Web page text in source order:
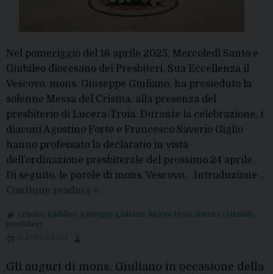
Nel pomeriggio del 16 aprile 2025, Mercoledì Santo e
Giubileo diocesano dei Presbiteri, Sua Eccellenza il
Vescovo, mons. Giuseppe Giuliano, ha presieduto la
solenne Messa del Crisma, alla presenza del
presbiterio di Lucera-Troia. Durante la celebrazione, i
diaconi Agostino Forte e Francesco Saverio Giglio
hanno professato la declaratio in vista
dell’ordinazione presbiterale del prossimo 24 aprile.
Di seguito, le parole di mons. Vescovo. Introduzione …
Continue reading Santa
del
il
»
crisma giubileo giuseppe giuliano lucera-troia messa crismale
presbiteri
Gli auguri di mons. Giuliano in occasione della